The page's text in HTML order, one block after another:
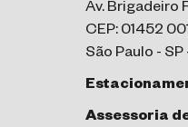
Av. Brigadeiro
CEP: 01452
São Paulo - SP
Assessoria